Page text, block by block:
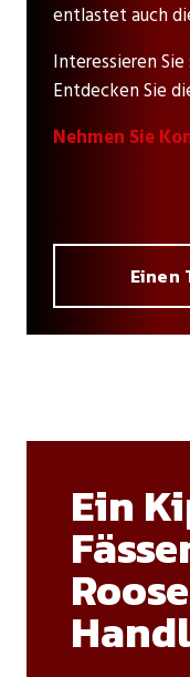
entlastet auch
Interessieren
Entdecken Sie
Nehmen Sie
Einen
Ein